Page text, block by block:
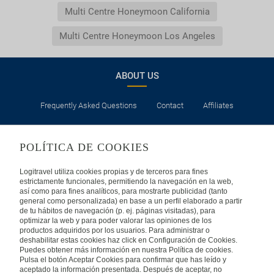
Multi Centre Honeymoon California
Multi Centre Honeymoon Los Angeles
ABOUT US
Frequently Asked Questions Contact Affiliates
Privacy Security Cookies Policy Terms of Use
INTERNATIONAL
Spain Portugal
Germany Brazil France
POLÍTICA DE COOKIES
Logitravel utiliza cookies propias y de terceros para fines
estrictamente funcionales, permitiendo la navegación en la web,
así como para fines analíticos, para mostrarte publicidad (tanto
general como personalizada) en base a un perfil elaborado a partir
de tu hábitos de navegación (p. ej. páginas visitadas), para
optimizar la web y para poder valorar las opiniones de los
productos adquiridos por los usuarios. Para administrar o
deshabilitar estas cookies haz click en Configuración de Cookies.
Puedes obtener más información en nuestra Política de cookies.
Pulsa el botón Aceptar Cookies para confirmar que has leído y
aceptado la información presentada. Después de aceptar, no